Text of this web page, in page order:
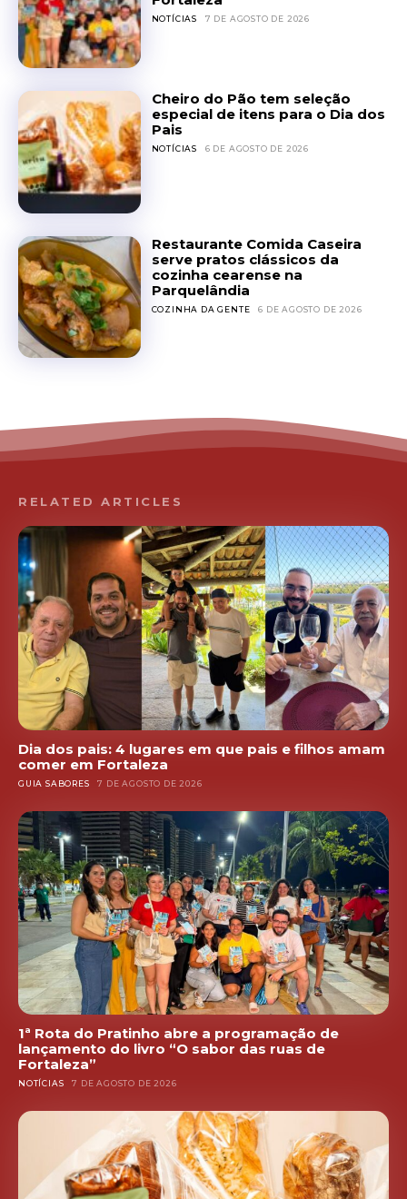
NOTÍCIAS 7 DE AGOSTO DE 2026
Cheiro do Pão tem seleção
especial de itens para o Dia dos
Pais
NOTÍCIAS 6 DE AGOSTO DE 2026
Restaurante Comida Caseira
serve pratos clássicos da
cozinha cearense na
Parquelândia
COZINHA DA GENTE 6 DE AGOSTO DE 2026
RELATED ARTICLES
Dia dos pais: 4 lugares em que pais e filhos amam
comer em Fortaleza
GUIA SABORES 7 DE AGOSTO DE 2026
1ª Rota do Pratinho abre a programação de
lançamento do livro “O sabor das ruas de
Fortaleza”
NOTÍCIAS 7 DE AGOSTO DE 2026